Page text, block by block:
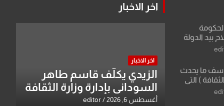
بيد الدولة
ما يحدث
) التي
وزير يمثلها من
اخر الاخبار
اخر الاخبار
الزيدي يكلّف قاسم طاهر
السوداني بإدارة وزارة الثقافة
أغسطس 6, 2026 editor